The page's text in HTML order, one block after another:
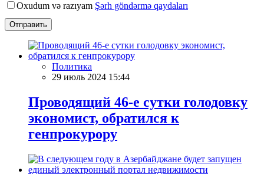
Oxudum və razıyam Şərh göndərmə qaydaları
Отправить
Политика
29 июль 2024 15:44
Проводящий 46-е сутки голодовку
экономист, обратился к
генпрокурору